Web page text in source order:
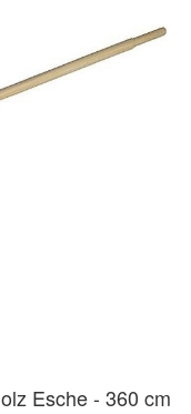
Esche - 360 cm